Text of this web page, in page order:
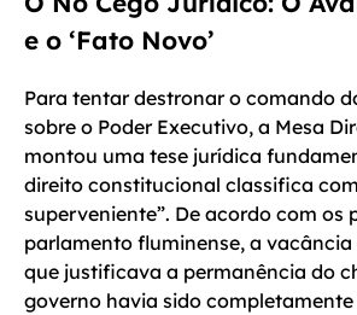
e o ‘Fato Novo’
Para tentar destronar o comando
sobre o Poder Executivo, a Mesa
montou uma tese jurídica
direito constitucional classifica
superveniente”. De acordo com os
parlamento fluminense, a
que justificava a permanência do
governo havia sido